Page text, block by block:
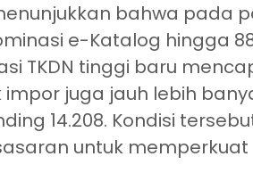
bahwa pada
e-Katalog hingga
TKDN tinggi baru
impor juga jauh lebih
14.208. Kondisi
untuk